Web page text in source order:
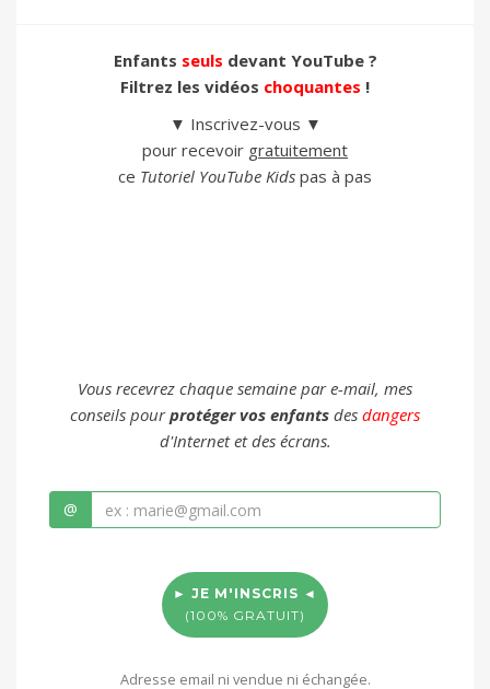
Enfants seuls devant YouTube ?
Filtrez les vidéos choquantes !
▼ Inscrivez-vous ▼
pour recevoir gratuitement
ce Tutoriel YouTube Kids pas à pas
Vous recevrez chaque semaine par e-mail, mes
conseils pourprotéger vos enfants des dangers
d'Internet et des écrans.
@
► JE M'INSCRIS ◄
(100% GRATUIT)
Adresse email ni vendue ni échangée.